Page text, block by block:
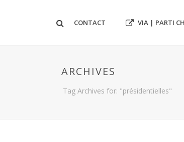
VIA | PARTI
CONTACT
ARCHIVES
Tag Archives for: "présidentielles"